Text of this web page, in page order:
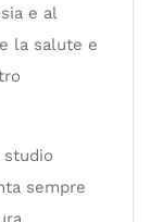
e al
la salute e
studio
sempre